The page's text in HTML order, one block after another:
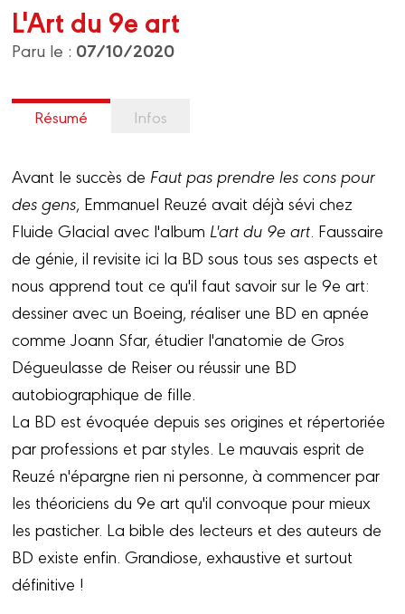
L'Art du 9e art
Paru le : 07/10/2020
Résumé Infos
Avant le succès de Faut pas prendre les cons pour
des gens, Emmanuel Reuzé avait déjà sévi chez
Fluide Glacial avec l'album L'art du 9e art . Faussaire
de génie, il revisite ici la BD sous tous ses aspects et
nous apprend tout ce qu'il faut savoir sur le 9e art:
dessiner avec un Boeing, réaliser une BD en apnée
comme Joann Sfar, étudier l'anatomie de Gros
Dégueulasse de Reiser ou réussir une BD
autobiographique de fille.
La BD est évoquée depuis ses origines et répertoriée
par professions et par styles. Le mauvais esprit de
Reuzé n'épargne rien ni personne, à commencer par
les théoriciens du 9e art qu'il convoque pour mieux
les pasticher. La bible des lecteurs et des auteurs de
BD existe enfin. Grandiose, exhaustive et surtout
définitive !